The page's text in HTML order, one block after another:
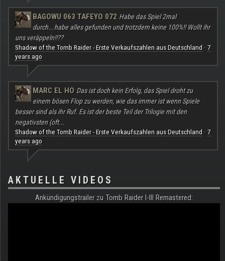
BAGOWU 063 TAFEYO 072 Habe das Spiel 2mal
durch...habe alles gefunden und trotzdem keine 100%!! Wollt ihr
uns veräppeln!!??
Shadow of the Tomb Raider - Erste Verkaufszahlen aus Deutschland · 7
years ago
MARC EL HO Das ist doch kein Erfolg, das Spiel droht zu
einem bösen Flop zu werden, wie das immer ist wenn Spiele
besser sind als ihr Ruf. Es ist der beste Teil der Trilogie mit den
negativsten (oft...
Shadow of the Tomb Raider - Erste Verkaufszahlen aus Deutschland · 7
years ago
AKTUELLE VIDEOS
Ankündigungstrailer zu Tomb Raider I-III Remastered: